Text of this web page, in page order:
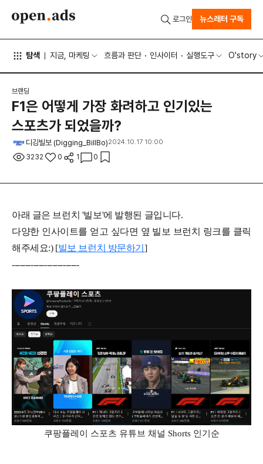
탐색 지금, 마케팅 흐름과 판단 인사이터 실행도구 O'story
로그인 뉴스레터 구독
브랜딩
F1은 어떻게 가장 화려하고 인기있는
스포츠가 되었을까?
디깅빌보 (Digging_BillBo)2024.10.17 10:00
3232 0 1 0
아래 글은 브런치 '빌보'에 발행된 글입니다.
다양한 인사이트를 얻고 싶다면 옆 빌보 브런치 링크를 클릭
해주세요:) [빌보 브런치 방문하기]
-------------------------
쿠팡플레이 스포츠 유튜브 채널 Shorts 인기순